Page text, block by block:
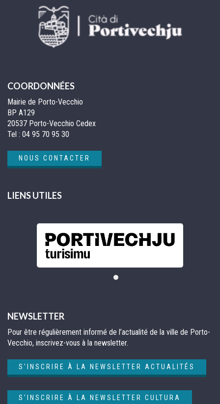
COORDONNÉES
Mairie de Porto-Vecchio
BP A129
20537 Porto-Vecchio Cedex
Tel : 04 95 70 95 30
NOUS CONTACTER
LIENS UTILES
NEWSLETTER
Pour être régulièrement informé de l’actualité de la ville de Porto-
Vecchio, inscrivez-vous à la newsletter.
S'INSCRIRE À LA NEWSLETTER ACTUALITÉS
S'INSCRIRE À LA NEWSLETTER CULTURA